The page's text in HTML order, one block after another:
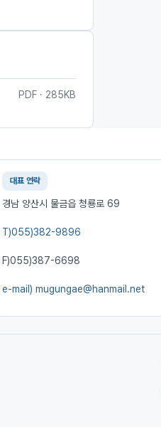
PDF · 285KB
대표 연락
경남 양산시 물금읍 청룡로 69
T)055)382-9896
F)055)387-6698
e-mail)mugungae@hanmail.net